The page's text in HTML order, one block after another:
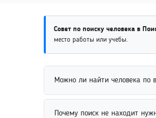
Совет по поиску человека в
место работы или учебы.
Можно ли найти человека по
Найти человека по возрасту
Почему поиск не находит